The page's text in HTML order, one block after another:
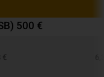
500 €
€